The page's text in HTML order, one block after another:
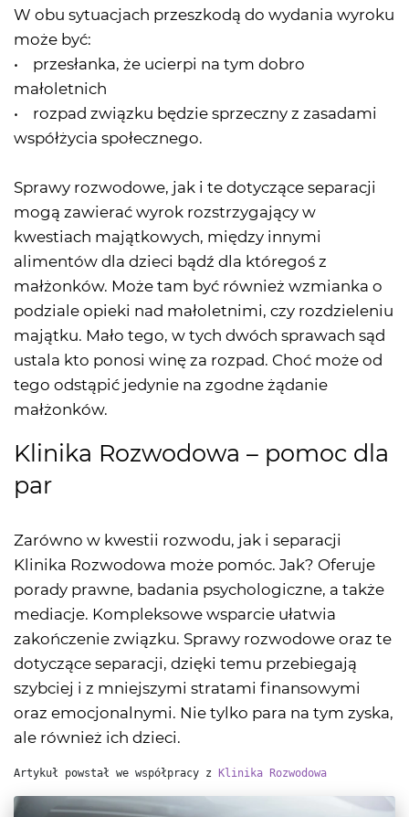
W obu sytuacjach przeszkodą do wydania wyroku
może być:
• przesłanka, że ucierpi na tym dobro
małoletnich
• rozpad związku będzie sprzeczny z zasadami
współżycia społecznego.
Sprawy rozwodowe, jak i te dotyczące separacji
mogą zawierać wyrok rozstrzygający w
kwestiach majątkowych, między innymi
alimentów dla dzieci bądź dla któregoś z
małżonków. Może tam być również wzmianka o
podziale opieki nad małoletnimi, czy rozdzieleniu
majątku. Mało tego, w tych dwóch sprawach sąd
ustala kto ponosi winę za rozpad. Choć może od
tego odstąpić jedynie na zgodne żądanie
małżonków.
Klinika Rozwodowa – pomoc dla
par
Zarówno w kwestii rozwodu, jak i separacji
Klinika Rozwodowa może pomóc. Jak? Oferuje
porady prawne, badania psychologiczne, a także
mediacje. Kompleksowe wsparcie ułatwia
zakończenie związku. Sprawy rozwodowe oraz te
dotyczące separacji, dzięki temu przebiegają
szybciej i z mniejszymi stratami finansowymi
oraz emocjonalnymi. Nie tylko para na tym zyska,
ale również ich dzieci.
Artykuł powstał we współpracy z Klinika Rozwodowa